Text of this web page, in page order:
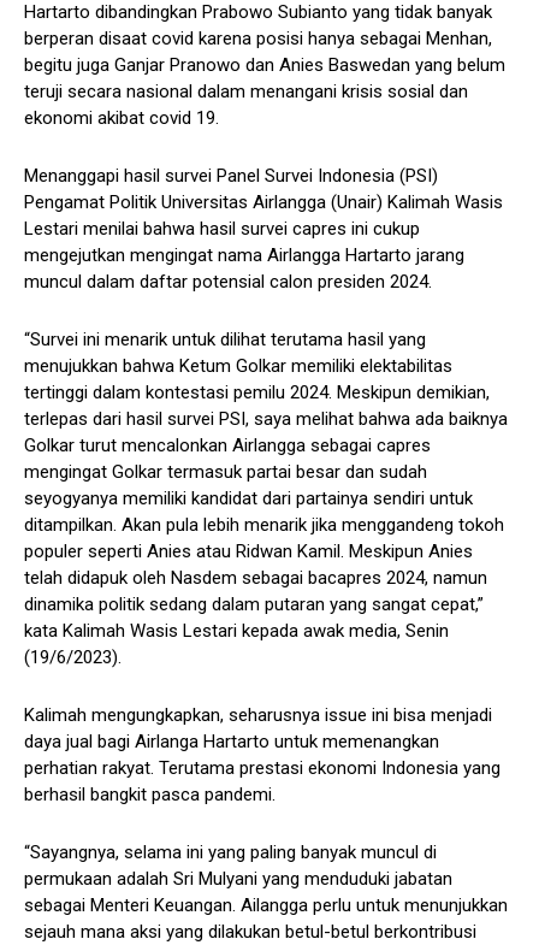
Hartarto dibandingkan Prabowo Subianto yang tidak banyak
berperan disaat covid karena posisi hanya sebagai Menhan,
begitu juga Ganjar Pranowo dan Anies Baswedan yang belum
teruji secara nasional dalam menangani krisis sosial dan
ekonomi akibat covid 19.
Menanggapi hasil survei Panel Survei Indonesia (PSI)
Pengamat Politik Universitas Airlangga (Unair) Kalimah Wasis
Lestari menilai bahwa hasil survei capres ini cukup
mengejutkan mengingat nama Airlangga Hartarto jarang
muncul dalam daftar potensial calon presiden 2024.
“Survei ini menarik untuk dilihat terutama hasil yang
menujukkan bahwa Ketum Golkar memiliki elektabilitas
tertinggi dalam kontestasi pemilu 2024. Meskipun demikian,
terlepas dari hasil survei PSI, saya melihat bahwa ada baiknya
Golkar turut mencalonkan Airlangga sebagai capres
mengingat Golkar termasuk partai besar dan sudah
seyogyanya memiliki kandidat dari partainya sendiri untuk
ditampilkan. Akan pula lebih menarik jika menggandeng tokoh
populer seperti Anies atau Ridwan Kamil. Meskipun Anies
telah didapuk oleh Nasdem sebagai bacapres 2024, namun
dinamika politik sedang dalam putaran yang sangat cepat,”
kata Kalimah Wasis Lestari kepada awak media, Senin
(19/6/2023).
Kalimah mengungkapkan, seharusnya issue ini bisa menjadi
daya jual bagi Airlanga Hartarto untuk memenangkan
perhatian rakyat. Terutama prestasi ekonomi Indonesia yang
berhasil bangkit pasca pandemi.
“Sayangnya, selama ini yang paling banyak muncul di
permukaan adalah Sri Mulyani yang menduduki jabatan
sebagai Menteri Keuangan. Ailangga perlu untuk menunjukkan
sejauh mana aksi yang dilakukan betul-betul berkontribusi